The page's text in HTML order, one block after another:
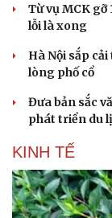
Từ vụ MCK
lỗi là xong
Hà Nội sắp
lòng phố cổ
Đưa bản sắc
phát triển du
KINH TẾ